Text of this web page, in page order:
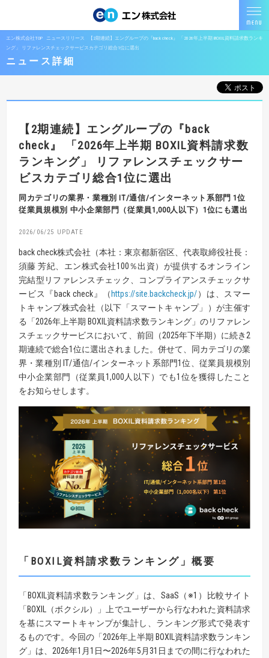
エン株式会社TOP ニュースリリース
【2期連続】エングループの『back check』 「2026年上半期 BOXIL資料請求数ランキ
ング」 リファレンスチェックサービスカテゴリ総合1位に選出
ニュース詳細
【2期連続】エングループの『back
check』
「2026年上半期 BOXIL資料請求数
ランキング」
リファレンスチェックサー
ビスカテゴリ総合1位に選出
同カテゴリの業界・業種別 IT/通信/インターネット系部門 1位
従業員規模別 中小企業部門（従業員1,000人以下）1位にも選出
2026/06/25
back check株式会社（本社：東京都新宿区、代表取締役社長：
須藤 芳紀、エン株式会社100％出資）が提供するオンライン
完結型リファレンスチェック、コンプライアンスチェックサ
ービス『back check』（https://site.backcheck.jp/）は、スマー
トキャンプ株式会社（以下「スマートキャンプ」）が主催す
る「2026年上半期 BOXIL資料請求数ランキング」のリファレン
スチェックサービスにおいて、前回（2025年下半期）に続き2
期連続で総合1位に選出されました。併せて、同カテゴリの業
界・業種別 IT/通信/インターネット系部門1位、従業員規模別
中小企業部門（従業員1,000人以下）でも1位を獲得したこと
をお知らせします。
「BOXIL資料請求数ランキング」概要
「BOXIL資料請求数ランキング」は、SaaS（※1）比較サイト
「BOXIL（ボクシル）」上でユーザーから行なわれた資料請求
を基にスマートキャンプが集計し、ランキング形式で発表す
るものです。今回の「2026年上半期 BOXIL資料請求数ランキン
グ」は、2026年1月1日〜2026年5月31日までの間に行なわれた